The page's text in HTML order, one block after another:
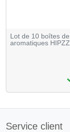
Lot de 10 boîtes
aromatiques
Service client